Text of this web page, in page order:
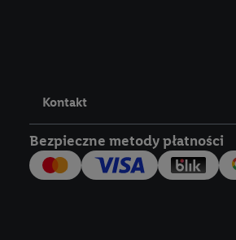
Kontakt
Bezpieczne metody płatności